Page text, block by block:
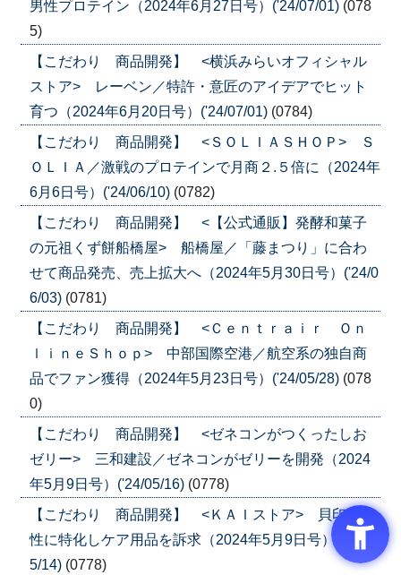
男性プロテイン（2024年6月27日号）('24/07/01) (078
5)
【こだわり 商品開発】 <横浜みらいオフィシャル
ストア> レーベン／特許・意匠のアイデアでヒット
育つ（2024年6月20日号）('24/07/01) (0784)
【こだわり 商品開発】 <ＳＯＬＩＡＳＨＯＰ> Ｓ
ＯＬＩＡ／激戦のプロテインで月商２.５倍に（2024年
6月6日号）('24/06/10) (0782)
【こだわり 商品開発】 <【公式通販】発酵和菓子
の元祖くず餅船橋屋> 船橋屋／「藤まつり」に合わ
せて商品発売、売上拡大へ（2024年5月30日号）('24/0
6/03) (0781)
【こだわり 商品開発】 <Ｃｅｎｔｒａｉｒ Ｏｎ
ｌｉｎｅＳｈｏｐ> 中部国際空港／航空系の独自商
品でファン獲得（2024年5月23日号）('24/05/28) (078
0)
【こだわり 商品開発】 <ゼネコンがつくったしお
ゼリー> 三和建設／ゼネコンがゼリーを開発（2024
年5月9日号）('24/05/16) (0778)
【こだわり 商品開発】 <ＫＡＩストア> 貝印／女
性に特化しケア用品を訴求（2024年5月9日号）('24/0
5/14) (0778)